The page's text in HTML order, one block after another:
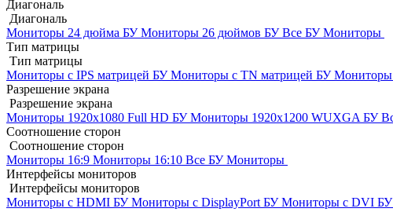
Диагональ
Диагональ
Мониторы 24 дюйма БУМониторы 26 дюймов БУВсе БУ Мониторы
Тип матрицы
Тип матрицы
Мониторы с IPS матрицей БУМониторы с TN матрицей БУМониторы
Разрешение экрана
Разрешение экрана
Мониторы 1920x1080 Full HD БУМониторы 1920x1200 WUXGA БУ
Соотношение сторон
Соотношение сторон
Мониторы 16:9 Мониторы 16:10 Все БУ Мониторы
Интерфейсы мониторов
Интерфейсы мониторов
Мониторы с HDMI БУМониторы с DisplayPort БУМониторы с DVI БУ